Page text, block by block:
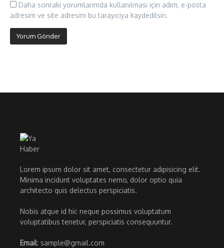
Daha sonraki yorumlarımda kullanılması için adım, e-posta
adresim ve site adresim bu tarayıcıya kaydedilsin.
Lorem ipsum dolor sit amet, consectetur adipisicing elit.
Minima incidunt voluptates nemo, dolor optio quia
architecto quis delectus perspiciatis.
Nobis atque id hic neque possimus voluptatum
voluptatibus tenetur, perspiciatis consequuntur.
Email: sample@gmail.com